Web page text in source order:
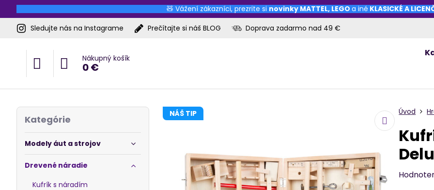
🧸 Vážení zákazníci, prezrite si novinky MATTEL, LEGO a iné KLASICKÉ A
Sledujte nás na Instagrame
Prečítajte si náš BLOG Doprava zadarmo nad 49 €
Nákupný košík
0 €
NÁŠ TIP Úvod
Kategórie
Modely áut a strojov
Drevené náradie
Kufrík s náradím